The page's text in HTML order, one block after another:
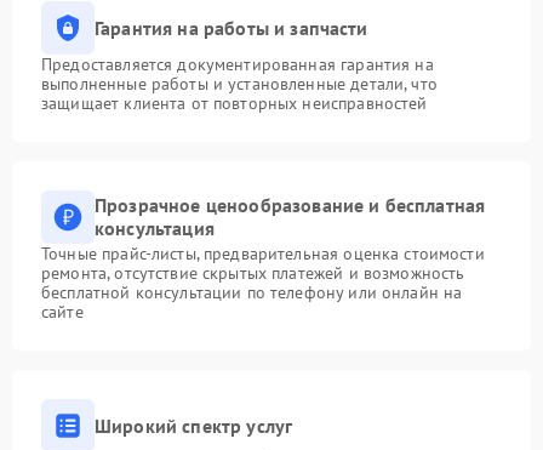
Гарантия на работы и запчасти
Предоставляется документированная гарантия на
выполненные работы и установленные детали, что
защищает клиента от повторных неисправностей
Прозрачное ценообразование и бесплатная
консультация
Точные прайс-листы, предварительная оценка стоимости
ремонта, отсутствие скрытых платежей и возможность
бесплатной консультации по телефону или онлайн на
сайте
Широкий спектр услуг